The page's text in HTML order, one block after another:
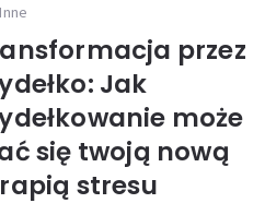
Inne
przez
Jak
może
się twoją nową
stresu